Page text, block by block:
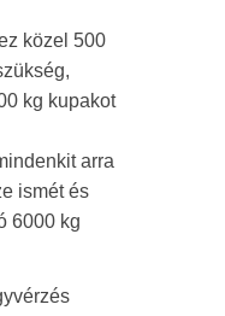
közel 500
kg kupakot
arra
ismét és
6000 kg